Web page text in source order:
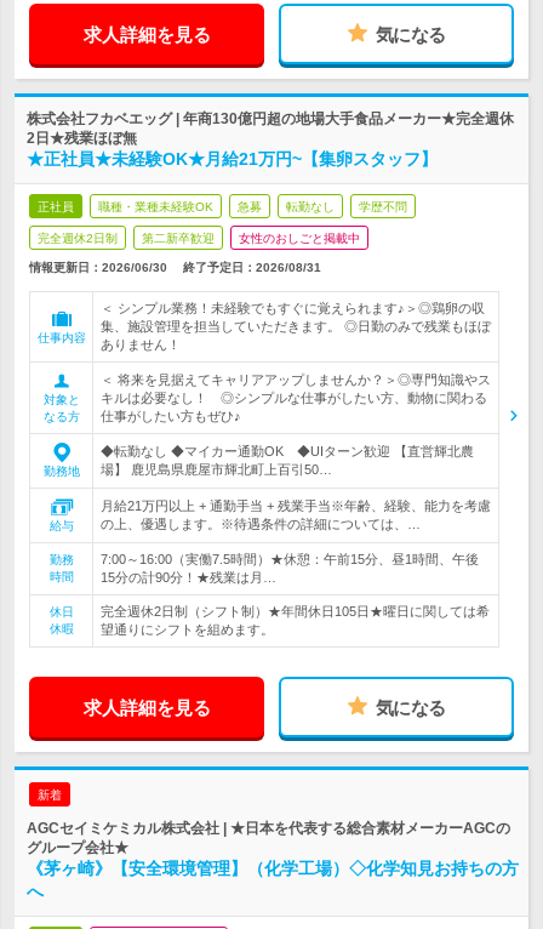
求人詳細を見る 気になる
株式会社フカベエッグ | 年商130億円超の地場大手食品メーカー★完全週休
2日★残業ほぼ無
★正社員★未経験OK★月給21万円~【集卵スタッフ】
正社員 職種・業種未経験OK 急募 転勤なし 学歴不問
完全週休2日制 第二新卒歓迎 女性のおしごと掲載中
情報更新日：2026/06/30 終了予定日： 2026/08/31
仕事内容
＜ シンプル業務！未経験でもすぐに覚えられます♪＞◎鶏卵の収
集、施設管理を担当していただきます。 ◎日勤のみで残業もほぼ
ありません！
対象と
なる方
＜ 将来を見据えてキャリアアップしませんか？＞◎専門知識やス
キルは必要なし！ ◎シンプルな仕事がしたい方、動物に関わる
仕事がしたい方もぜひ♪
勤務地
◆転勤なし ◆マイカー通勤OK ◆UIターン歓迎 【直営輝北農
場】 鹿児島県鹿屋市輝北町上百引50…
給与
月給21万円以上 + 通勤手当 + 残業手当※年齢、経験、能力を考慮
の上、優遇します。※待遇条件の詳細については、…
勤務
時間
7:00～16:00（実働7.5時間）★休憩：午前15分、昼1時間、午後
15分の計90分！★残業は月…
休日
休暇
完全週休2日制（シフト制）★年間休日105日★曜日に関しては希
望通りにシフトを組めます。
求人詳細を見る 気になる
新着
AGCセイミケミカル株式会社 | ★日本を代表する総合素材メーカーAGCの
グループ会社★
《茅ヶ崎》【安全環境管理】（化学工場）◇化学知見お持ちの方
へ